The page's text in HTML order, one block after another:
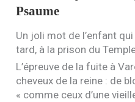
Psaume
Un joli mot de l’enfant
tard, à la prison du
L’épreuve de la fuite à
cheveux de la reine : de
« comme ceux d’une